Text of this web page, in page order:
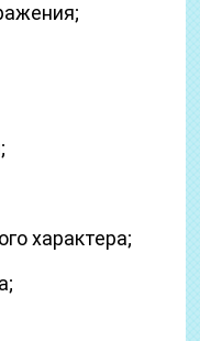
характера;